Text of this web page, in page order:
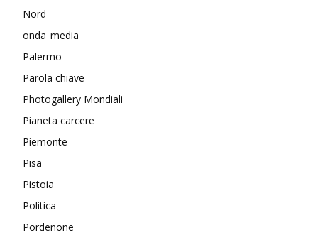
Nord
onda_media
Palermo
Parola chiave
Photogallery Mondiali
Pianeta carcere
Piemonte
Pisa
Pistoia
Politica
Pordenone